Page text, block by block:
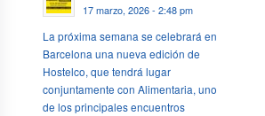
17 marzo, 2026 - 2:48 pm
La próxima semana se celebrará en
Barcelona una nueva edición de
Hostelco, que tendrá lugar
conjuntamente con Alimentaria, uno
de los principales encuentros